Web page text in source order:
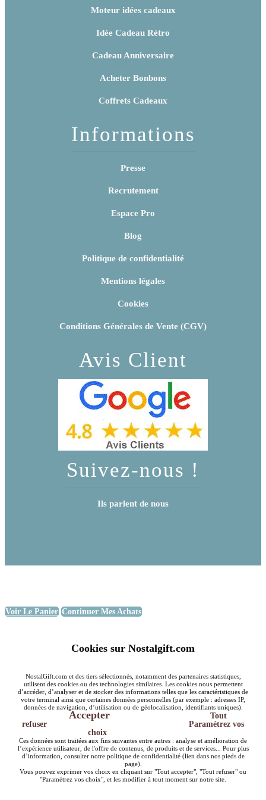
Moteur idées cadeaux
Idée Cadeau Rétro
Cadeau Anniversaire
Acheter Bonbons
Coffrets Cadeaux
Informations
Presse
Recrutement
Espace Pro
Blog
Politique de confidentialité
Mentions légales
Cookies
Conditions Générales de Vente (CGV)
Avis Client
Suivez-nous !
Ils parlent de nous
Voir Le Panier Continuer Mes Achats
Cookies sur Nostalgift.com
NostalGift.com et des tiers sélectionnés, notamment des partenaires statistiques,
utilisent des cookies ou des technologies similaires. Les cookies nous permettent
d’accéder, d’analyser et de stocker des informations telles que les caractéristiques de
votre terminal ainsi que certaines données personnelles (par exemple : adresses IP,
données de navigation, d’utilisation ou de géolocalisation, identifiants uniques).
Accepter
Tout
refuser
Paramétrez vos
choix
Ces données sont traitées aux fins suivantes entre autres : analyse et amélioration de
l’expérience utilisateur, de l'offre de contenus, de produits et de services... Pour plus
d’information, consulter notre politique de confidentialité (lien dans nos pieds de
page).
Vous pouvez exprimer vos choix en cliquant sur "Tout accepter", "Tout refuser" ou
"Paramétrez vos choix", et les modifier à tout moment sur notre site.